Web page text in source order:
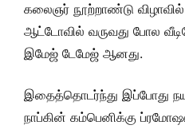
கலைஞர் நூற்றாண்டு
ஆட்டோவில் வருவது போல
இமேஜ் டேமேஜ் ஆனது.
இதைத்தொடர்ந்து இப்போது
நாப்கின் கம்பெனிக்கு